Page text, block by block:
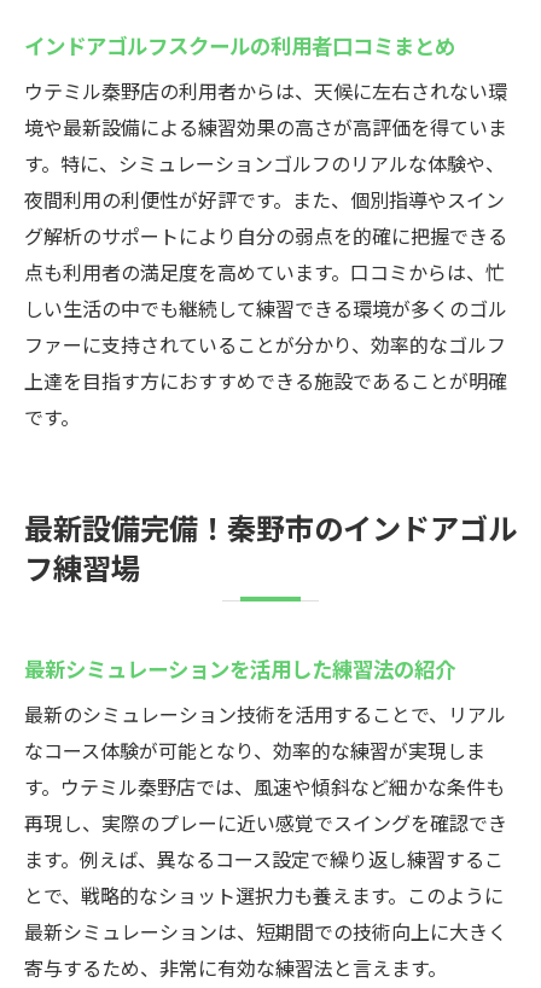
インドアゴルフスクールの利用者口コミまとめ
ウテミル秦野店の利用者からは、天候に左右されない環
境や最新設備による練習効果の高さが高評価を得ていま
す。特に、シミュレーションゴルフのリアルな体験や、
夜間利用の利便性が好評です。また、個別指導やスイン
グ解析のサポートにより自分の弱点を的確に把握できる
点も利用者の満足度を高めています。口コミからは、忙
しい生活の中でも継続して練習できる環境が多くのゴル
ファーに支持されていることが分かり、効率的なゴルフ
上達を目指す方におすすめできる施設であることが明確
です。
最新設備完備！秦野市のインドアゴル
フ練習場
最新シミュレーションを活用した練習法の紹介
最新のシミュレーション技術を活用することで、リアル
なコース体験が可能となり、効率的な練習が実現しま
す。ウテミル秦野店では、風速や傾斜など細かな条件も
再現し、実際のプレーに近い感覚でスイングを確認でき
ます。例えば、異なるコース設定で繰り返し練習するこ
とで、戦略的なショット選択力も養えます。このように
最新シミュレーションは、短期間での技術向上に大きく
寄与するため、非常に有効な練習法と言えます。